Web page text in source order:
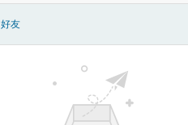
好友